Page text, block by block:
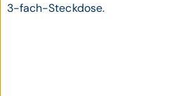
3-fach-Steckdose.